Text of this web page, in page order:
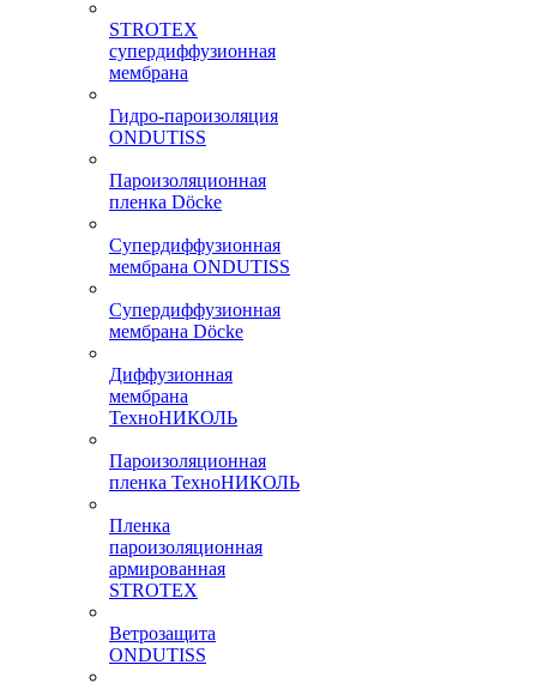
STROTEX
супердиффузионная
мембрана
Гидро-пароизоляция
ONDUTISS
Пароизоляционная
пленка Döcke
Супердиффузионная
мембрана ONDUTISS
Супердиффузионная
мембрана Döcke
Диффузионная
мембрана
ТехноНИКОЛЬ
Пароизоляционная
пленка ТехноНИКОЛЬ
Пленка
пароизоляционная
армированная
STROTEX
Ветрозащита
ONDUTISS